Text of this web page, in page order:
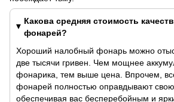
Какова средняя стоимость
фонарей?
Хороший налобный фонарь можно
две тысячи гривен. Чем мощнее
фонарика, тем выше цена. Впрочем,
фонарей полностью оправдывают свою
обеспечивая вас бесперебойным и